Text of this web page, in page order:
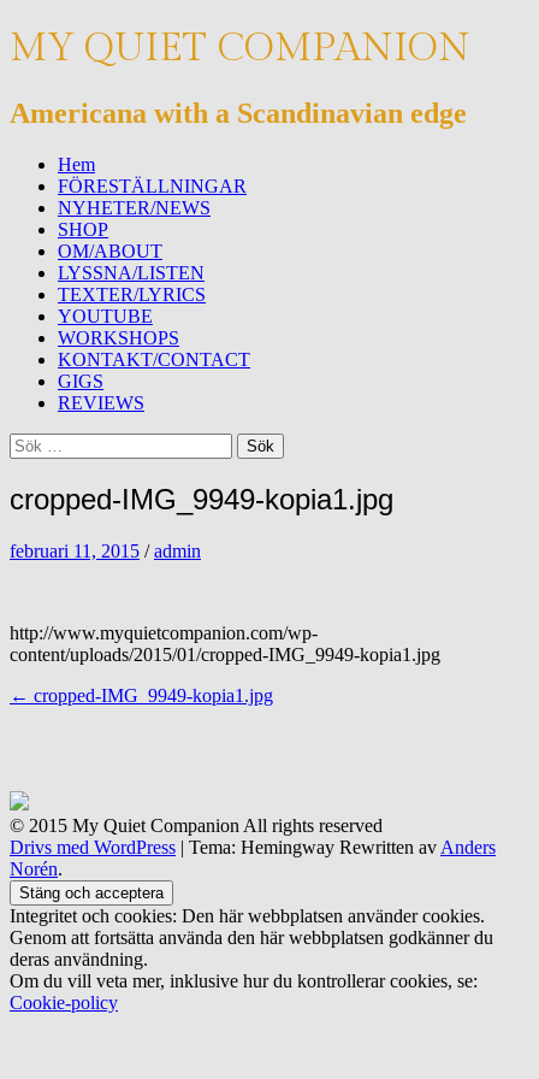
MY QUIET COMPANION
Americana with a Scandinavian edge
Meny
Hoppa
innehåll
Hem
FÖRESTÄLLNINGAR
NYHETER/NEWS
SHOP
OM/ABOUT
LYSSNA/LISTEN
TEXTER/LYRICS
YOUTUBE
WORKSHOPS
KONTAKT/CONTACT
GIGS
REVIEWS
Sök
Sök
efter:
cropped-IMG_9949-kopia1.jpg
februari 11, 2015 /admin
http://www.myquietcompanion.com/wp-
content/uploads/2015/01/cropped-IMG_9949-kopia1.jpg
Inläggsnavigering
← cropped-IMG_9949-kopia1.jpg
© 2015 My Quiet Companion All rights reserved
Drivs med WordPress | Tema: Hemingway Rewritten av Anders
Norén.
Integritet och cookies: Den här webbplatsen använder cookies.
Genom att fortsätta använda den här webbplatsen godkänner du
deras användning.
Om du vill veta mer, inklusive hur du kontrollerar cookies, se:
Cookie-policy